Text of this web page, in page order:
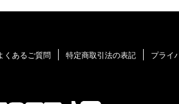
くあるご質問 特定商取引法の表記 プライ